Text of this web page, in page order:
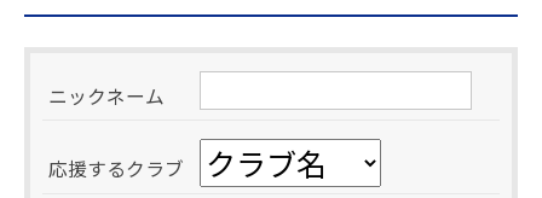
ニックネーム
応援するクラブ